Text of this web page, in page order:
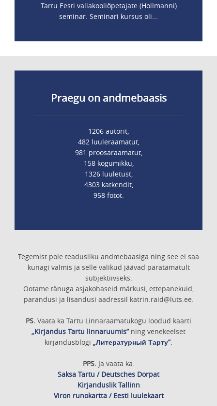
Tartu Eesti vallakooliõpetajate (Hollmanni)
seminar. Seminari kursus oli...
Praegu on andmebaasis
1206 autorit,
482 luuleraamatut,
981 proosaraamatut,
158 kogumikku,
1326 luuletust,
4303 katkendit,
958 fotot.
Tegemist pole teadusliku andmebaasiga ning see ei saa
kunagi valmis ja selle valikud jäävad paratamatult
subjektiivseks.
Ootame tänuga asjakohaseid märkusi, ettepanekuid,
parandusi ja lisandusi aadressil katrin.raid@luts.ee.
PS. Vaata ka Tartu Linnaraamatukogu loodud kaarti
„Kirjandus Tartu linnaruumis”ning venekeelset
kirjandusblogi „Литературный Тарту”.
PPS. Ja vaata ka:
Saksa Tartu / Deutsches Dorpat
Kirjanduslik Tallinn
Viron runokartta / Eesti luulekaart